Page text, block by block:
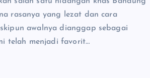
rasanya yang lezat dan cara
awalnya dianggap sebagai
telah menjadi favorit…